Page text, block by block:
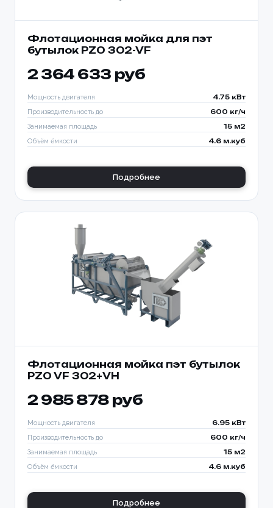
Флотационная мойка для пэт
бутылок PZO 302-VF
2 364 633 руб
Мощность двигателя 4.75 кВт
Производительность до 600 кг/ч
Занимаемая площадь 15 м2
Объём ёмкости 4.6 м.куб
Подробнее
Флотационная мойка пэт бутылок
PZO VF 302+VH
2 985 878 руб
Мощность двигателя 6.95 кВт
Производительность до 600 кг/ч
Занимаемая площадь 15 м2
Объём ёмкости 4.6 м.куб
Подробнее